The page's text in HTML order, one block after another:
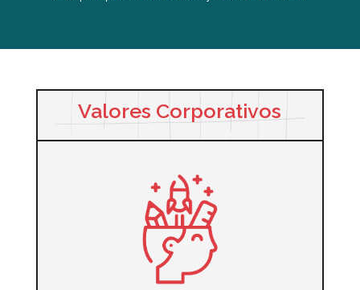
Valores Corporativos